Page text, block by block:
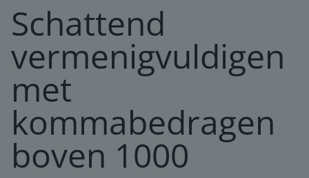
Schattend
vermenigvuldigen
met
kommabedragen
boven 1000